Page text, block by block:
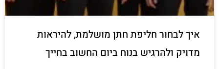
איך לבחור חליפת חתן מושלמת, להיראות
מדויק ולהרגיש בנוח ביום החשוב בחייך